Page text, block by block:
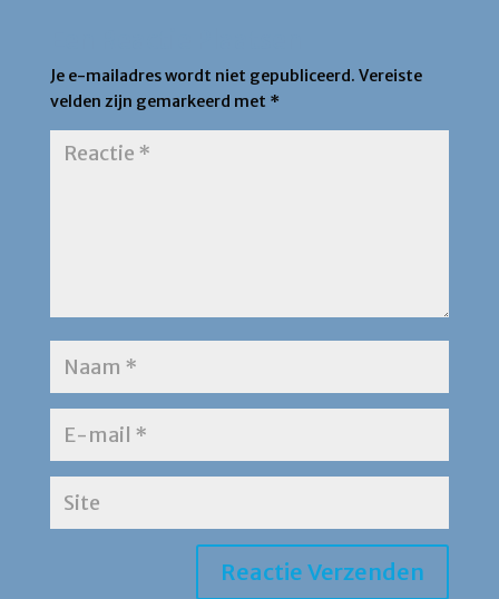
Je e-mailadres wordt niet gepubliceerd. Vereiste
velden zijn gemarkeerd met *